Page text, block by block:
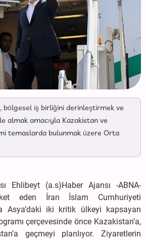
bölgesel iş birliğini derinleştirmek ve
almak amacıyla Kazakistan ve
temaslarda bulunmak üzere Orta
(a.s)Haber Ajansı -ABNA-
eden İran İslam Cumhuriyeti
Asya’daki iki kritik ülkeyi kapsayan
çerçevesinde önce Kazakistan’a,
geçmeyi planlıyor. Ziyaretlerin